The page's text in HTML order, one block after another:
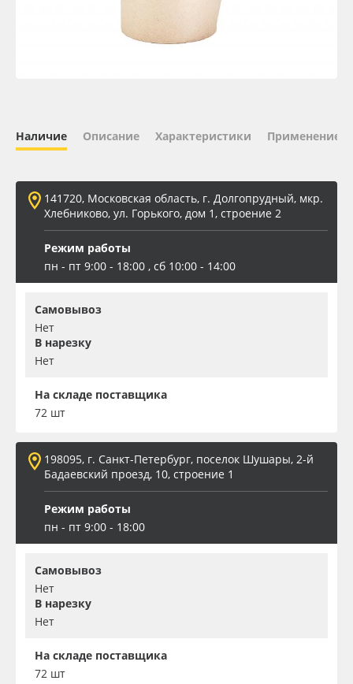
ПЭТ листовой
ПЭТ бэклит
Вспененный ПВХ
Баннер
Заготовки для сувениров
Наличие Описание Характеристики Применение
141720, Московская область, г. Долгопрудный, мкр.
Хлебниково, ул. Горького, дом 1, строение 2
Режим работы
пн - пт 9:00 - 18:00 , сб 10:00 - 14:00
Самовывоз
Нет
В нарезку
Нет
На складе поставщика
72 шт
198095, г. Санкт-Петербург, поселок Шушары, 2-й
Бадаевский проезд, 10, строение 1
Режим работы
пн - пт 9:00 - 18:00
Самовывоз
Нет
В нарезку
Нет
На складе поставщика
72 шт